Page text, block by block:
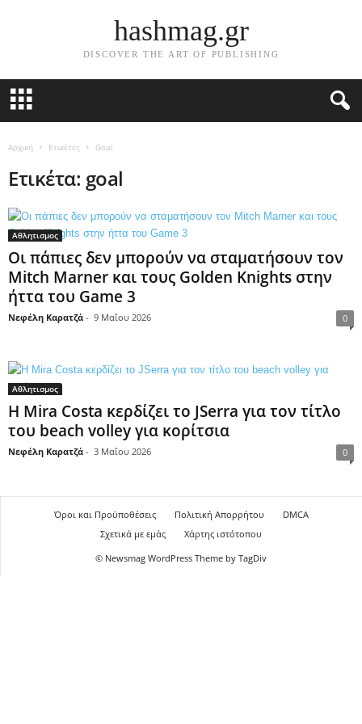
hashmag.gr
DISCOVER THE ART OF PUBLISHING
Αρχική Ετικέτες Goal
Ετικέτα: goal
Αθλητισμος
Οι πάπιες δεν μπορούν να σταματήσουν τον
Mitch Marner και τους Golden Knights στην
ήττα του Game 3
Νεφέλη Καρατζά - 9 Μαΐου 2026 0
Αθλητισμος
Η Mira Costa κερδίζει το JSerra για τον τίτλο
του beach volley για κορίτσια
Νεφέλη Καρατζά - 3 Μαΐου 2026 0
Όροι και Προϋποθέσεις Πολιτική Απορρήτου
DMCA
Σχετικά με εμάς
Χάρτης ιστότοπου
© Newsmag WordPress Theme by TagDiv